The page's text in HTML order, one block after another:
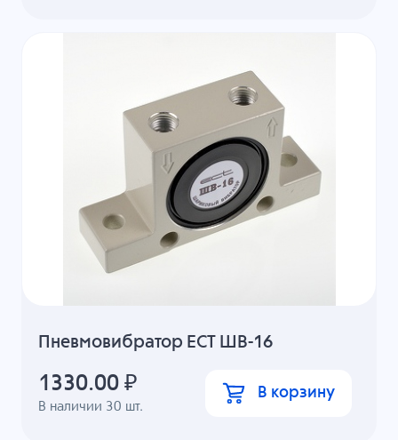
Пневмовибратор ECT ШВ-16
В наличии 30 шт.
1330.00 ₽ В корзину